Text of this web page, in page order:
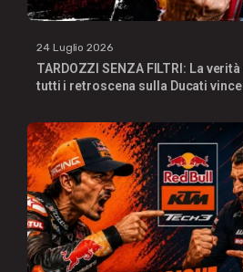
24 Luglio 2026
TARDOZZI SENZA FILTRI: La
tutti i retroscena sulla Ducati